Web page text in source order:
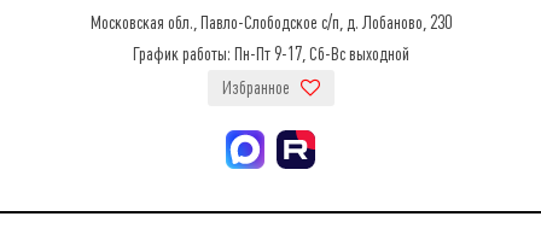
Московская обл., Павло-Слободское с/п, д. Лобаново, 230
График работы: Пн-Пт 9-17, Сб-Вс выходной
Избранное